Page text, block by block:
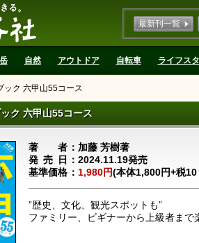
最新刊一覧
自然 アウトドア 自転車 ライフス
ック 六甲山55コース
ク 六甲山55コース
著者加藤 芳樹著
発売日 2024.11.19発売
基準価格
1,980円(本体1,800円+税10
”歴史、文化、観光スポットも”
ファミリー、ビギナーから上級者まで